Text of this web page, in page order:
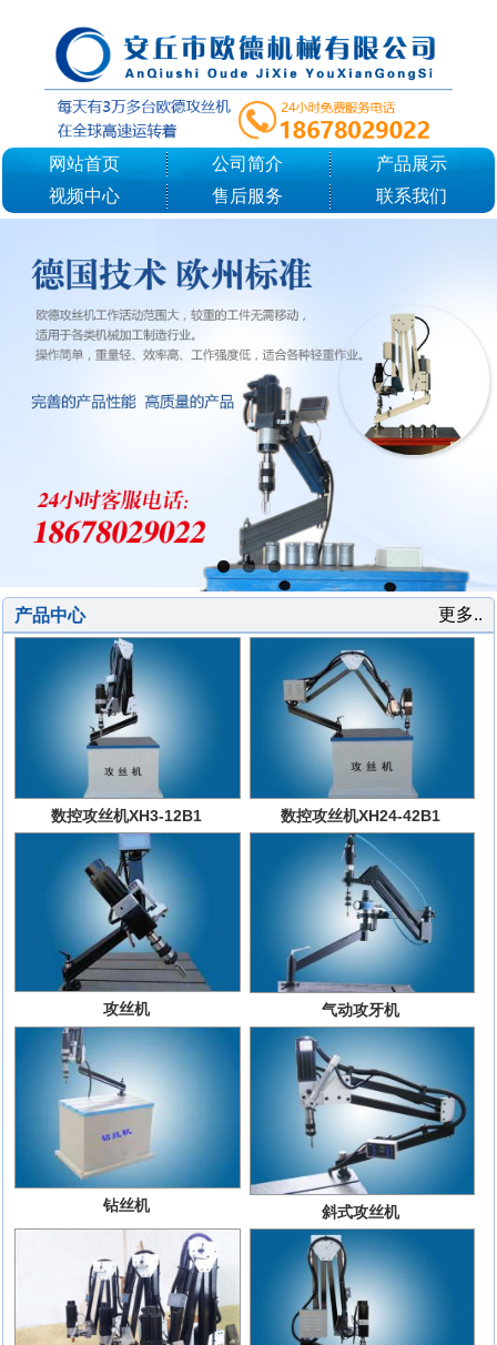
网站首页 公司简介
产品展示
视频中心
售后服务 联系我们
更多..
产品中心
数控攻丝机XH3-12B1 数控攻丝机XH24-42B1
攻丝机 气动攻牙机
钻丝机 斜式攻丝机